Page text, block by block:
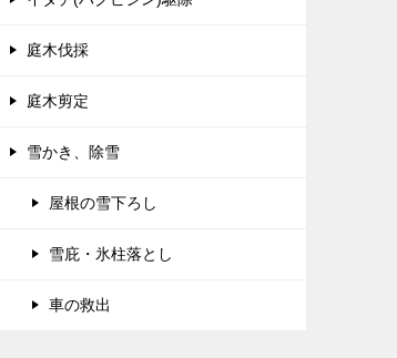
庭木伐採
庭木剪定
雪かき、除雪
屋根の雪下ろし
雪庇・氷柱落とし
車の救出